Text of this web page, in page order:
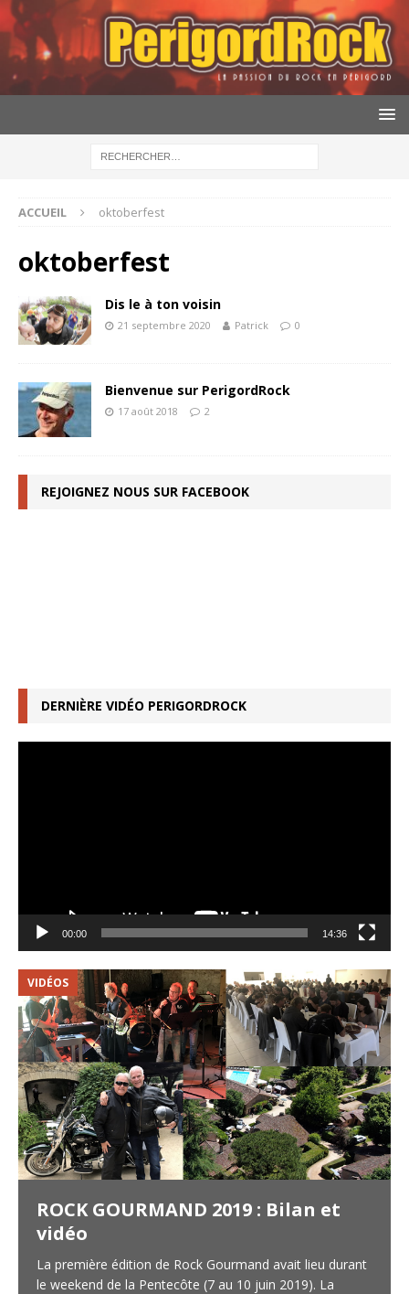
ACCUEIL oktoberfest
oktoberfest
Dis le à ton voisin
21 septembre 2020 Patrick 0
Bienvenue sur PerigordRock
17 août 2018 2
REJOIGNEZ NOUS SUR FACEBOOK
DERNIÈRE VIDÉO PERIGORDROCK
00:00 14:36
VIDÉOS
ROCK GOURMAND 2019 : Bilan et
vidéo
La première édition de Rock Gourmand avait lieu durant
le weekend de la Pentecôte (7 au 10 juin 2019). La